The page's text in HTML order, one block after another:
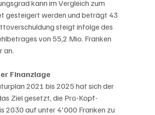
kann im Vergleich zum
gesteigert werden und beträgt 43
steigt infolge des
von 55,2 Mio. Franken
an.
Finanzlage
2021 bis 2025 hat sich der
Ziel gesetzt, die Pro-Kopf-
2030 auf unter 4'000 Franken zu